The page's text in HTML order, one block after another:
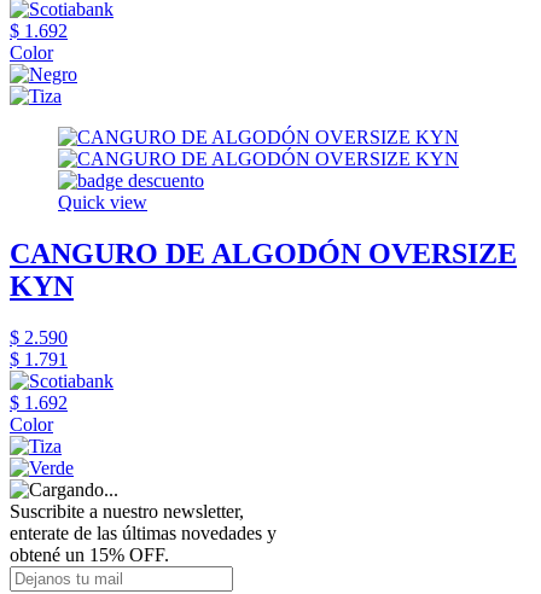
$ 1.692
Color
Quick view
CANGURO DE ALGODÓN OVERSIZE
KYN
$ 2.590
$ 1.791
$ 1.692
Color
Suscribite a nuestro newsletter,
enterate de las últimas novedades y
obtené un 15% OFF.